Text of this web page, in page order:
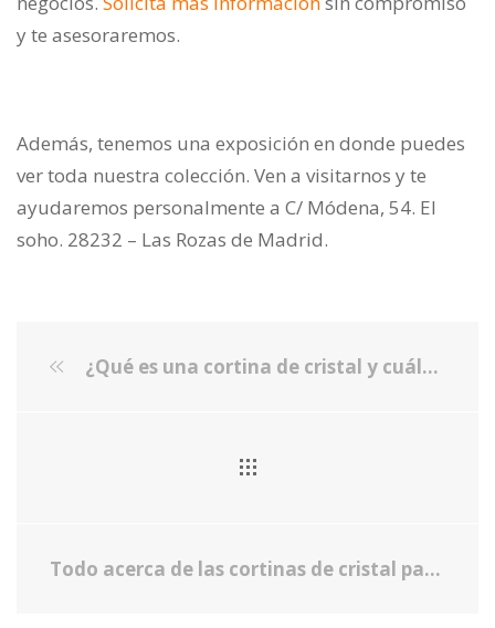
y te asesoraremos.
Además, tenemos una exposición en donde puedes
ver toda nuestra colección. Ven a visitarnos y te
ayudaremos personalmente a C/ Módena, 54. El
soho. 28232 – Las Rozas de Madrid.
¿Qué es una cortina de cristal y cuáles son sus ventajas?
Todo acerca de las cortinas de cristal para balcones pequeños